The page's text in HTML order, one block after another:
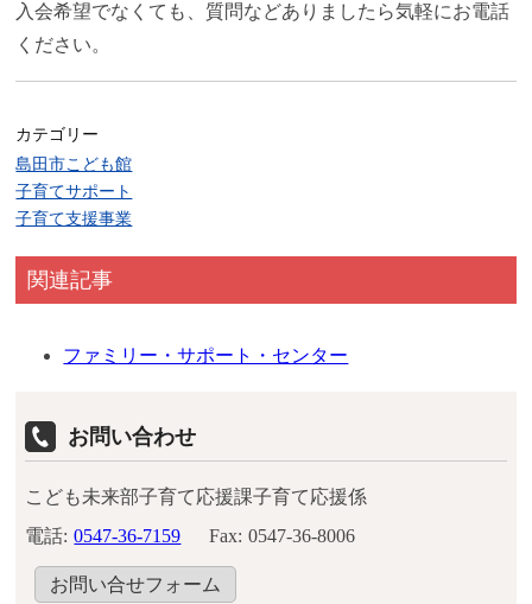
入会希望でなくても、質問などありましたら気軽にお電話
ください。
カテゴリー
島田市こども館
子育てサポート
子育て支援事業
関連記事
ファミリー・サポート・センター
お問い合わせ
こども未来部子育て応援課子育て応援係
電話: 0547-36-7159 Fax: 0547-36-8006
お問い合せフォーム